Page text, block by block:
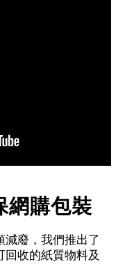
網購包裝
減廢，我們推出了
回收的紙質物料及